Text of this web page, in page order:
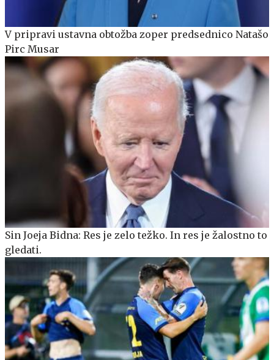
V pripravi ustavna obtožba zoper predsednico Natašo
Pirc Musar
Sin Joeja Bidna: Res je zelo težko. In res je žalostno to
gledati.